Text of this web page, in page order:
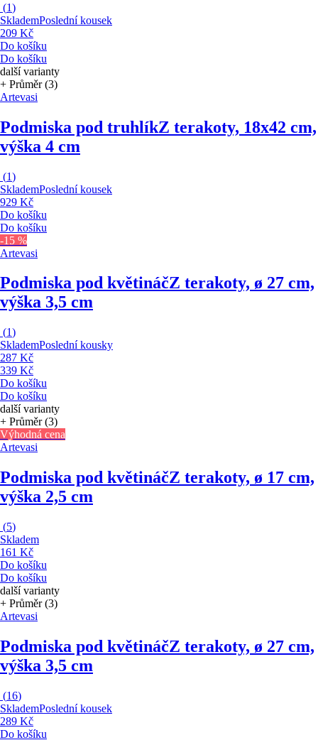
(1)
SklademPoslední kousek
209 Kč
Do košíku
Do košíku
další varianty
+ Průměr (3)
Artevasi
Podmiska pod truhlíkZ terakoty, 18x42 cm,
výška 4 cm
(1)
SklademPoslední kousek
929 Kč
Do košíku
Do košíku
-15 %
Artevasi
Podmiska pod květináčZ terakoty, ø 27 cm,
výška 3,5 cm
(1)
SklademPoslední kousky
287 Kč
339 Kč
Do košíku
Do košíku
další varianty
+ Průměr (3)
Výhodná cena
Artevasi
Podmiska pod květináčZ terakoty, ø 17 cm,
výška 2,5 cm
(5)
Skladem
161 Kč
Do košíku
Do košíku
další varianty
+ Průměr (3)
Artevasi
Podmiska pod květináčZ terakoty, ø 27 cm,
výška 3,5 cm
(16)
SklademPoslední kousek
289 Kč
Do košíku